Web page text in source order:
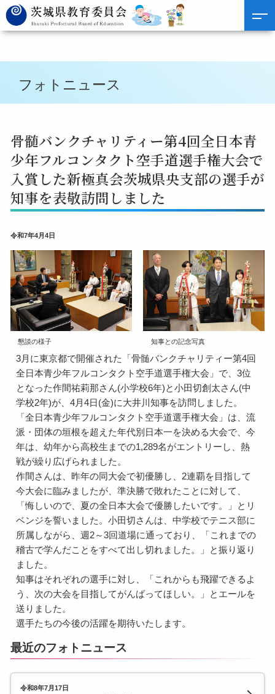
フォトニュース
骨髄バンクチャリティー第4回全日本青
少年フルコンタクト空手道選手権大会で
入賞した新極真会茨城県央支部の選手が
知事を表敬訪問しました
令和7年4月4日
懇談の様子 知事との記念写真
3月に東京都で開催された「骨髄バンクチャリティー第4回
全日本青少年フルコンタクト空手道選手権大会」で、3位
となった作間祐莉那さん(小学校6年)と小田切創太さん(中
学校2年)が、4月4日(金)に大井川知事を訪問しました。
「全日本青少年フルコンタクト空手道選手権大会」は、流
派・団体の垣根を超えた年代別日本一を決める大会で、今
年は、幼年から高校生までの1,289名がエントリーし、熱
戦が繰り広げられました。
作間さんは、昨年の同大会で初優勝し、2連覇を目指して
今大会に臨みましたが、準決勝で敗れたことに対して、
「悔しいので、夏の全日本大会で優勝したいです。」とリ
ベンジを誓いました。小田切さんは、中学校でテニス部に
所属しながら、週2～3回道場に通っており、「これまでの
稽古で学んだことをすべて出し切れました。」と振り返り
ました。
知事はそれぞれの選手に対し、「これからも飛躍できるよ
う、次の大会を目指してがんばってほしい。」とエールを
送りました。
選手たちの今後の活躍を期待いたします。
最近のフォトニュース
令和8年7月17日